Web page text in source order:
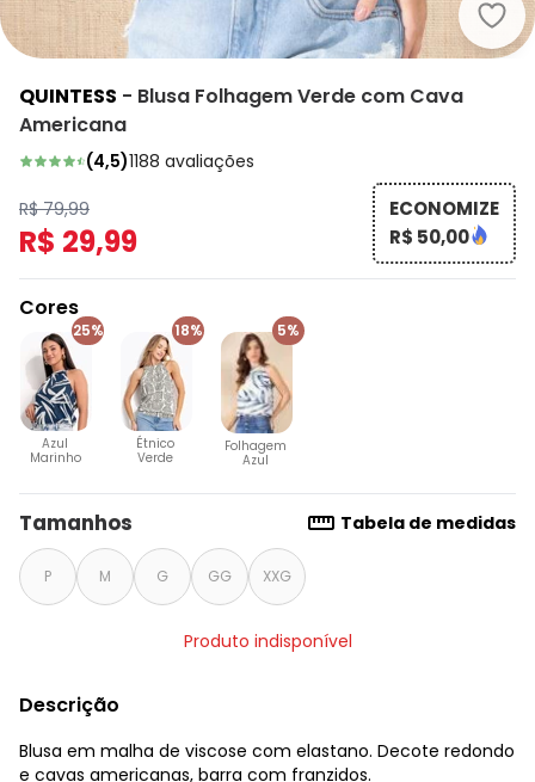
QUINTESS - Blusa Folhagem Verde com Cava
Americana
(4,5)1188 avaliações
R$ 79,99
R$ 29,99
ECONOMIZE
R$ 50,00
Cores
25%
Azul
Marinho
18%
Étnico
Verde
5%
Folhagem
Azul
Tamanhos Tabela de medidas
P M G GG XXG
Produto indisponível
Descrição
Blusa em malha de viscose com elastano. Decote redondo
e cavas americanas, barra com franzidos.